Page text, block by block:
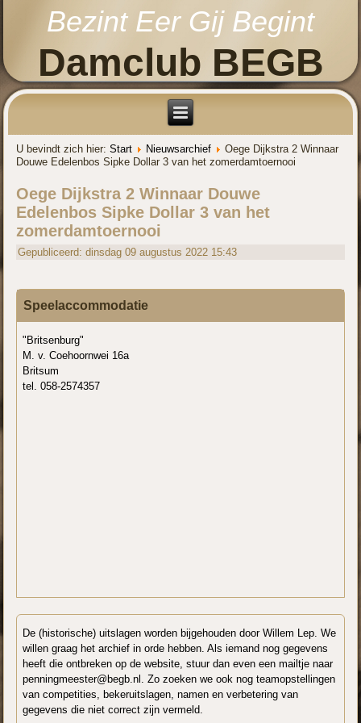
Bezint Eer Gij Begint
Damclub BEGB
U bevindt zich hier:Start Nieuwsarchief
Oege Dijkstra 2 Winnaar
Douwe Edelenbos Sipke Dollar 3 van het zomerdamtoernooi
Oege Dijkstra 2 Winnaar Douwe
Edelenbos Sipke Dollar 3 van het
zomerdamtoernooi
Gepubliceerd: dinsdag 09 augustus 2022 15:43
Speelaccommodatie
"Britsenburg"
M. v. Coehoornwei 16a
Britsum
tel. 058-2574357
De (historische) uitslagen worden bijgehouden door Willem Lep. We
willen graag het archief in orde hebben. Als iemand nog gegevens
heeft die ontbreken op de website, stuur dan even een mailtje naar
penningmeester@begb.nl. Zo zoeken we ook nog teamopstellingen
van competities, bekeruitslagen, namen en verbetering van
gegevens die niet correct zijn vermeld.